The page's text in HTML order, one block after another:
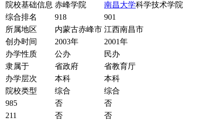
院校基础信息 赤峰学院 南昌大学科学技术学院
综合排名
918
901
所属地区
内蒙古赤峰市 江西南昌市
创办时间
2003年
2001年
办学性质
公办
民办
隶属于
省政府
省教育厅
办学层次
本科
本科
院校类型
综合
综合
985
否
否
211
否 否